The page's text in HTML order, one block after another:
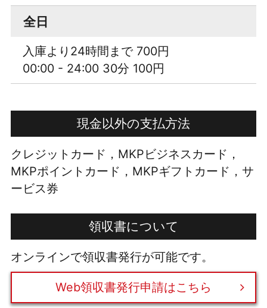
全日
入庫より24時間まで 700円
00:00 - 24:00 30分 100円
現金以外の支払方法
クレジットカード，MKPビジネスカード，
MKPポイントカード，MKPギフトカード，サ
ービス券
領収書について
オンラインで領収書発行が可能です。
Web領収書発行申請はこちら